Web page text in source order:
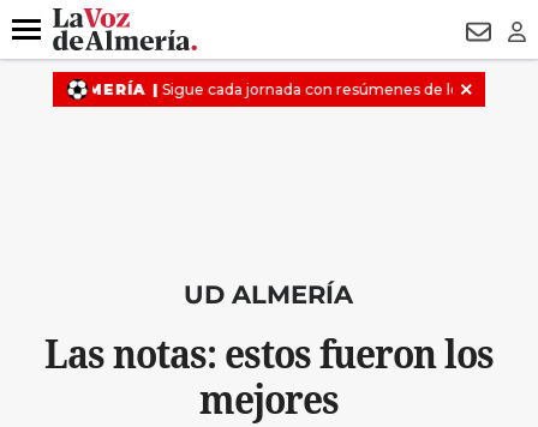
DESTACADO CONDENADOS
Menú
UD ALMERÍA
Las notas: estos fueron los
mejores